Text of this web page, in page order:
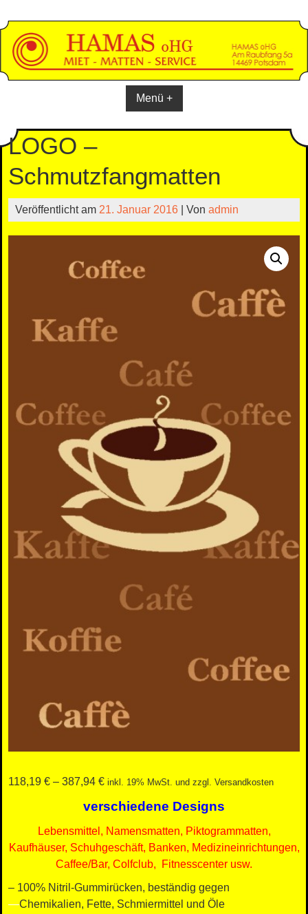
to
content
Menü +
LOGO –
Schmutzfangmatten
Veröffentlicht am 21. Januar 2016| Von admin
118,19 €– 387,94 € inkl. 19% MwSt. und zzgl. Versandkosten
verschiedene Designs
Lebensmittel, Namensmatten, Piktogrammatten,
Kaufhäuser, Schuhgeschäft, Banken, Medizineinrichtungen,
Caffee/Bar, Colfclub, Fitnesscenter usw.
– 100% Nitril-Gummirücken, beständig gegen
—Chemikalien, Fette, Schmiermittel und Öle